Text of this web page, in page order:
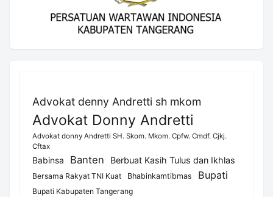
Advokat denny Andretti sh mkom
Advokat Donny Andretti
Advokat donny Andretti SH. Skom. Mkom. Cpfw. Cmdf. Cjkj.
Cftax
Babinsa Banten Berbuat Kasih Tulus dan Ikhlas
Bersama Rakyat TNI Kuat Bhabinkamtibmas Bupati
Bupati Kabupaten Tangerang